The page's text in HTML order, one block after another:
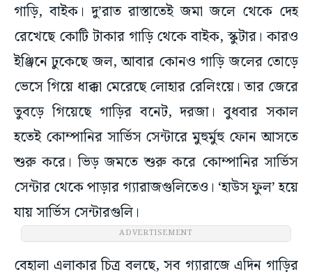
গাড়ি, বাইক। দু’রাত রাস্তাতেই জমা জলে থেকে দেহ
রেখেছে কোটি টাকার গাড়ি থেকে বাইক, স্কুটার। কারও
ইঞ্জিনে ঢুকেছে জল, আবার কোনও গাড়ি জলের তোড়ে
ভেসে গিয়ে ধাক্কা মেরেছে লোহার রেলিংয়ে। তার জেরে
তুবড়ে গিয়েছে গাড়ির বনেট, দরজা। বুধবার সকাল
হতেই কোম্পানির সার্ভিস সেন্টারে মুহুর্মুহু ফোন আসতে
শুরু করে। ভিড় জমতে শুরু করে কোম্পানির সার্ভিস
সেন্টার থেকে পাড়ার গ্যারাজগুলিতেও। ‘হাউস ফুল’ হয়ে
যায় সার্ভিস সেন্টারগুলি।
ADVERTISEMENT
বেহালা এলাকার চিত্র বলছে, সব গ্যারাজে এদিন গাড়ির